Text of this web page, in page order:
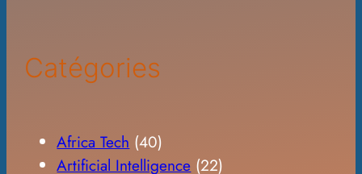
Catégories
Africa Tech (40)
Artificial Intelligence (22)